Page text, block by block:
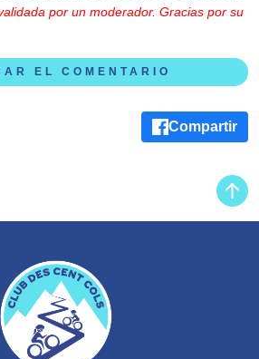
por un moderador. Gracias por su
Compartir